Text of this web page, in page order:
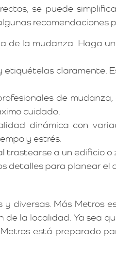
se puede
recomendaciones
de la mudanza. Haga
etiquételas claramente.
de
cuidado.
dinámica con
y estrés.
trastearse a un edificio
detalles para planear el
diversas. Más Metros
de la localidad. Ya sea
está preparado